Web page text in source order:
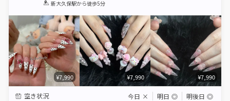
1 2 3 4 5
新大久保駅から徒歩5分
¥7,990 ¥7,990 ¥7,990
空き状況 今日 × 明日 ◎ 明後日 ◎